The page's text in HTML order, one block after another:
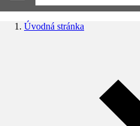
Úvodná stránka